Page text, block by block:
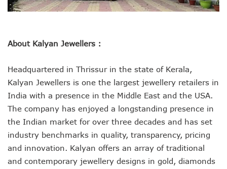
About Kalyan Jewellers :
Headquartered in Thrissur in the state of Kerala,
Kalyan Jewellers is one the largest jewellery retailers in
India with a presence in the Middle East and the USA.
The company has enjoyed a longstanding presence in
the Indian market for over three decades and has set
industry benchmarks in quality, transparency, pricing
and innovation. Kalyan offers an array of traditional
and contemporary jewellery designs in gold, diamonds